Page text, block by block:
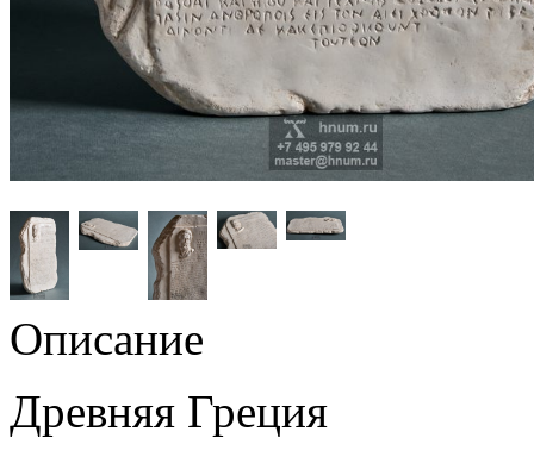
Описание
Древняя Греция